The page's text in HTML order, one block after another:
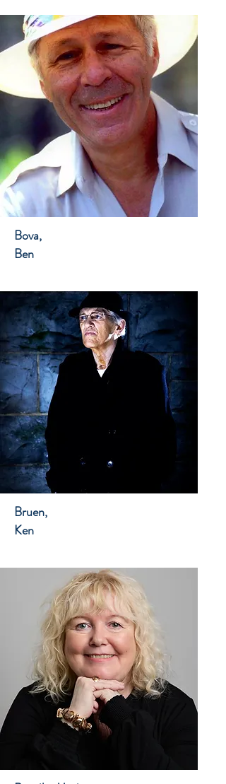
Bova,
Ben
Bruen,
Ken